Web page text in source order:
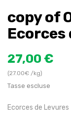
copy of
Ecorces
27,00 €
(27.00€ /kg)
Tasse escluse
Ecorces de Levures